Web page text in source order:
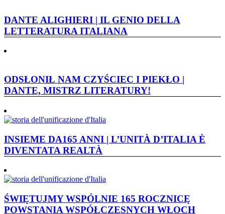
DANTE ALIGHIERI | IL GENIO DELLA
LETTERATURA ITALIANA
ODSŁONIŁ NAM CZYŚCIEC I PIEKŁO |
DANTE, MISTRZ LITERATURY!
INSIEME DA165 ANNI | L’UNITÀ D’ITALIA È
DIVENTATA REALTÀ
ŚWIĘTUJMY WSPÓLNIE 165 ROCZNICĘ
POWSTANIA WSPÓŁCZESNYCH WŁOCH